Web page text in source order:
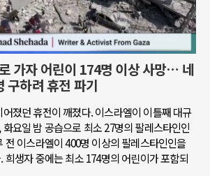
가자 어린이 174명 이상 사망… 네
구하려 휴전 파기
졌던 휴전이 깨졌다. 이스라엘이 이틀째 대규
요일 밤 공습으로 최소 27명의 팔레스타인인
전 이스라엘이 400명 이상의 팔레스타인인을
희생자 중에는 최소 174명의 어린이가 포함되